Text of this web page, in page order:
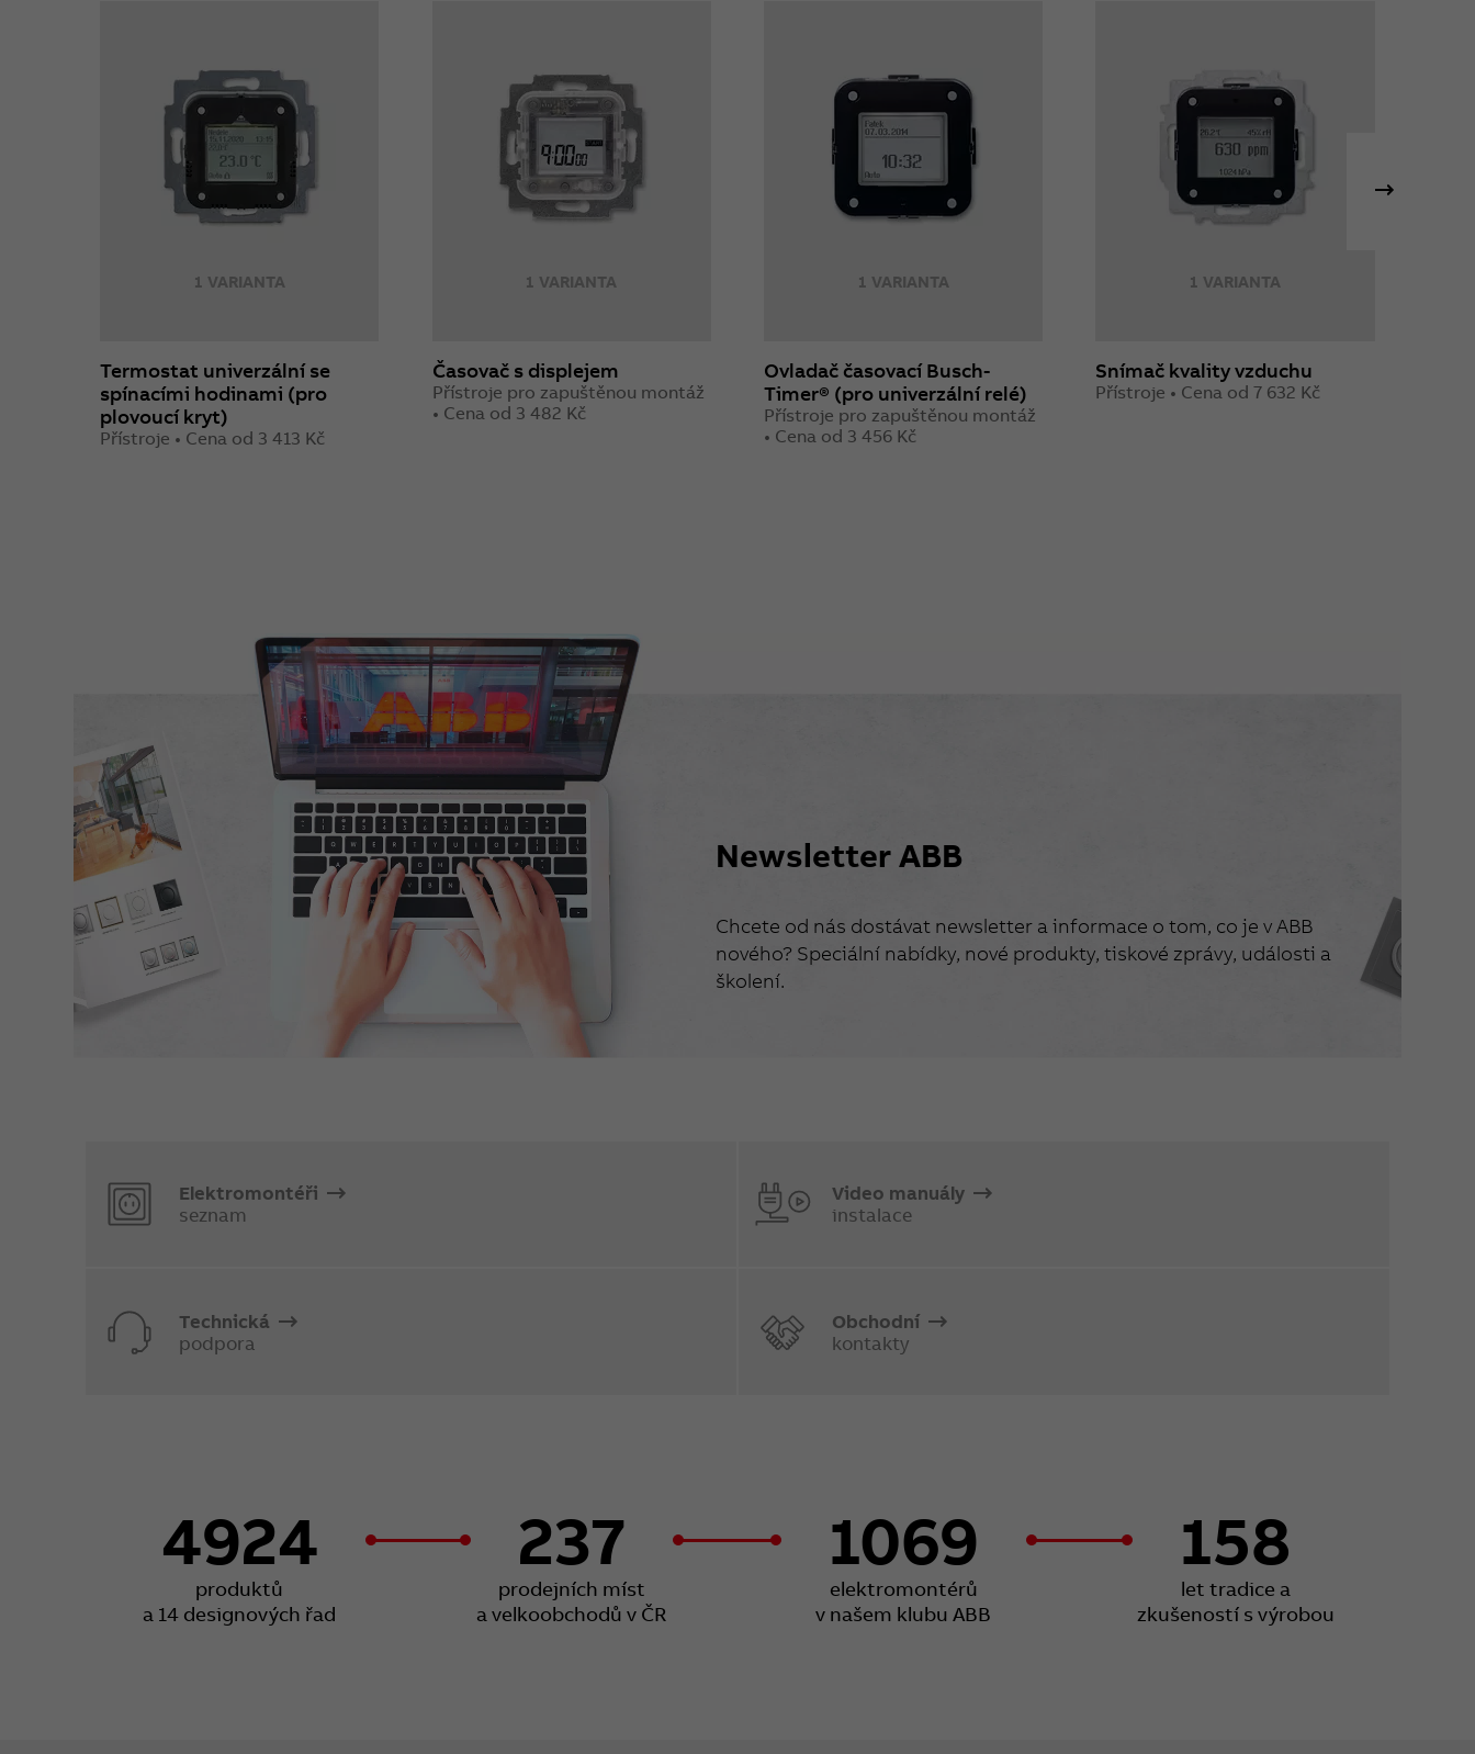
1 VARIANTA
Termostat univerzální se
spínacími hodinami (pro
plovoucí kryt)
Přístroje • Cena od 3 413 Kč
1 VARIANTA
Časovač s displejem
Přístroje pro zapuštěnou montáž
• Cena od 3 482 Kč
1 VARIANTA
Ovladač časovací Busch-
Timer® (pro univerzální relé)
Přístroje pro zapuštěnou montáž
• Cena od 3 456 Kč
1 VARIANTA
Snímač kvality vzduchu
Přístroje • Cena od 7 632 Kč
Newsletter ABB
Chcete od nás dostávat newsletter a informace o tom, co je v ABB
nového? Speciální nabídky, nové produkty, tiskové zprávy, události a
školení.
Elektromontéři
seznam
Video manuály
instalace
Technická
podpora
Obchodní
kontakty
4924
produktů
a 14 designových řad
237
prodejních míst
a velkoobchodů v ČR
1069
elektromontérů
v našem klubu ABB
158
let tradice a
zkušeností s výrobou